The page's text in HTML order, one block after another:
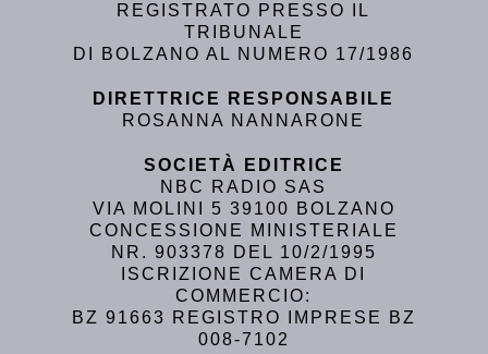
REGISTRATO PRESSO IL
TRIBUNALE
DI BOLZANO AL NUMERO 17/1986
DIRETTRICE RESPONSABILE
ROSANNA NANNARONE
SOCIETÀ EDITRICE
NBC RADIO SAS
VIA MOLINI 5 39100 BOLZANO
CONCESSIONE MINISTERIALE
NR. 903378 DEL 10/2/1995
ISCRIZIONE CAMERA DI
COMMERCIO:
BZ 91663 REGISTRO IMPRESE BZ
008-7102